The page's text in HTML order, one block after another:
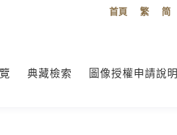
首頁 繁 简
典藏檢索 圖像授權申請說明